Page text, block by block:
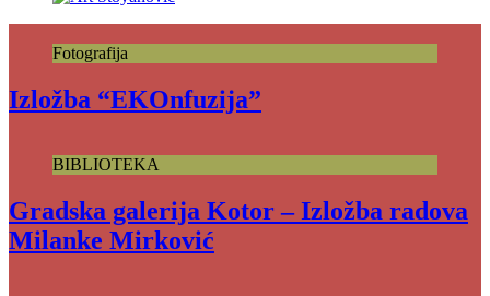
Fotografija
Izložba “EKOnfuzija”
BIBLIOTEKA
Gradska galerija Kotor – Izložba radova
Milanke Mirković